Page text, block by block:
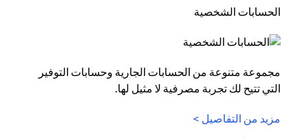
الحسابات الشخصية
مجموعة متنوعة من الحسابات الجارية وحسابات التوفير
التي تتيح لك تجربة مصرفية لا مثيل لها.
مزيد من التفاصيل >